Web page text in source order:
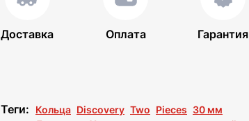
Доставка Оплата Гарантия
Теги: Кольца Discovery Two Pieces 30 мм